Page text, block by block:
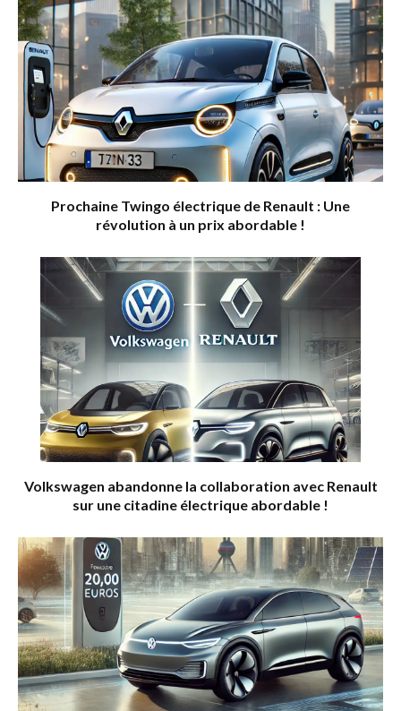
Prochaine Twingo électrique de Renault : Une
révolution à un prix abordable !
Volkswagen abandonne la collaboration avec Renault
sur une citadine électrique abordable !